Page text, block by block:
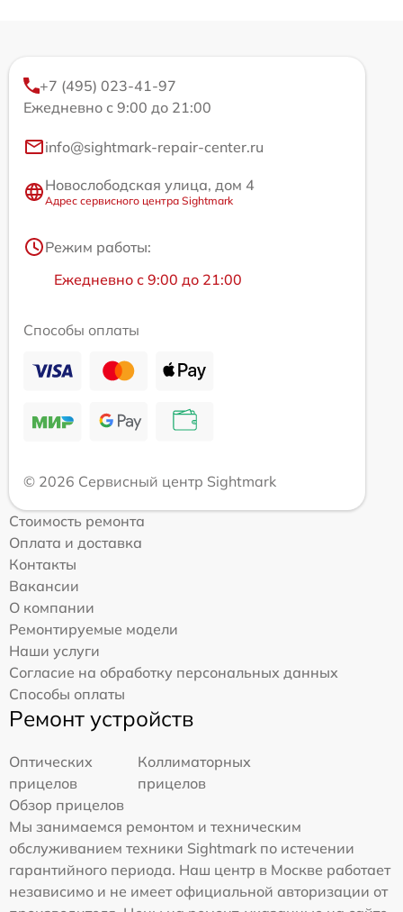
+7 (495) 023-41-97
Ежедневно с 9:00 до 21:00
info@sightmark-repair-center.ru
Новослободская улица, дом 4
Адрес сервисного центра Sightmark
Режим работы:
Ежедневно с 9:00 до 21:00
Способы оплаты
© 2026 Сервисный центр Sightmark
Стоимость ремонта
Оплата и доставка
Контакты
Вакансии
О компании
Ремонтируемые модели
Наши услуги
Согласие на обработку персональных данных
Способы оплаты
Ремонт устройств
Оптических
прицелов
Коллиматорных
прицелов
Обзор прицелов
Мы занимаемся ремонтом и техническим
обслуживанием техники Sightmark по истечении
гарантийного периода. Наш центр в Москве работает
независимо и не имеет официальной авторизации от